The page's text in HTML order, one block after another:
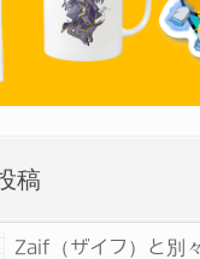
稿
Zaif（ザイフ）と別